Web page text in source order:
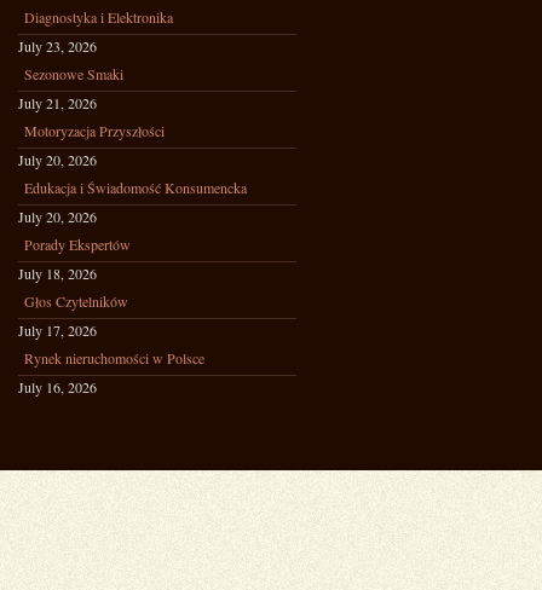
Diagnostyka i Elektronika
July 23, 2026
Sezonowe Smaki
July 21, 2026
Motoryzacja Przyszłości
July 20, 2026
Edukacja i Świadomość Konsumencka
July 20, 2026
Porady Ekspertów
July 18, 2026
Głos Czytelników
July 17, 2026
Rynek nieruchomości w Polsce
July 16, 2026